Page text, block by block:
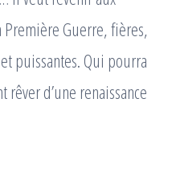
Première Guerre, fières,
puissantes. Qui pourra
d’une renaissance